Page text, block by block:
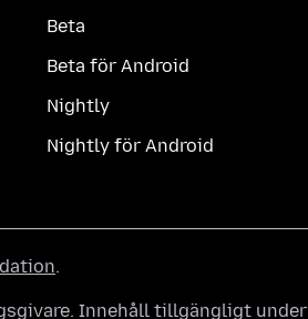
Beta
Beta för Android
Nightly
Nightly för Android
.
Innehåll tillgängligt under